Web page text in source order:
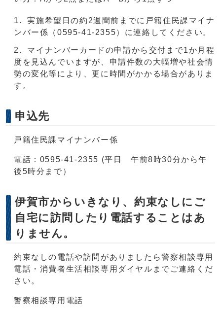
実施希望日の約2週間前までに戸籍住民課マイナ
ンバー係（0595-41-2355）に連絡してください。
マイナンバーカードの申請から交付まで1か月程
度を見込んでいますが、申請件数の大幅増や社会情
勢の変化等により、更に時間がかかる場合がありま
す。
申込先
戸籍住民課マイナンバー係
電話：0595-41-2355 (平日 午前8時30分から午
後5時分まで）
伊賀市からいきなり、約束なしにご
自宅に訪問したり電話することはあ
りません。
約束なしの電話や訪問がありましたら警察相談専用
電話・消費者生活相談専用ダイヤルまでご連絡くだ
さい。
警察相談専用電話